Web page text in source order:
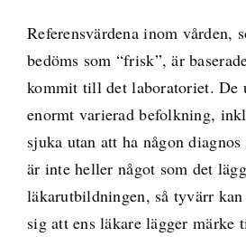
Referensvärdena inom vården,
bedöms som “frisk”, är
kommit till det laboratoriet. De
enormt varierad befolkning,
sjuka utan att ha någon
är inte heller något som det
läkarutbildningen, så tyvärr
sig att ens läkare lägger märke